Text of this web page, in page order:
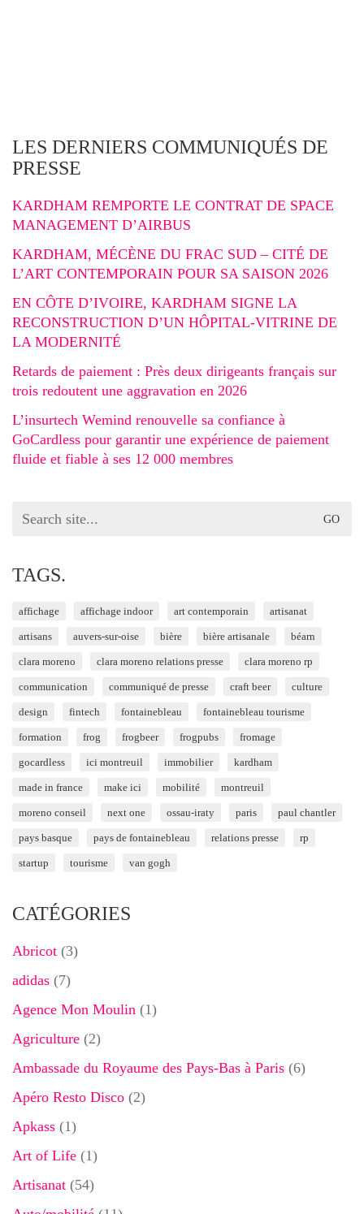
LES DERNIERS COMMUNIQUÉS DE
PRESSE
KARDHAM REMPORTE LE CONTRAT DE SPACE
MANAGEMENT D’AIRBUS
KARDHAM, MÉCÈNE DU FRAC SUD – CITÉ DE
L’ART CONTEMPORAIN POUR SA SAISON 2026
EN CÔTE D’IVOIRE, KARDHAM SIGNE LA
RECONSTRUCTION D’UN HÔPITAL-VITRINE DE
LA MODERNITÉ
Retards de paiement : Près deux dirigeants français sur
trois redoutent une aggravation en 2026
L’insurtech Wemind renouvelle sa confiance à
GoCardless pour garantir une expérience de paiement
fluide et fiable à ses 12 000 membres
Search
TAGS.
affichage affichage indoor art contemporain artisanat
artisans auvers-sur-oise bière bière artisanale béarn
clara moreno clara moreno relations presse clara moreno rp
communication communiqué de presse craft beer culture
design fintech fontainebleau fontainebleau tourisme
formation frog frogbeer frogpubs fromage
gocardless ici montreuil immobilier kardham
made in france make ici mobilité montreuil
moreno conseil next one ossau-iraty paris paul chantler
pays basque pays de fontainebleau relations presse rp
startup tourisme van gogh
CATÉGORIES
Abricot (3)
adidas (7)
Agence Mon Moulin (1)
Agriculture (2)
Ambassade du Royaume des Pays-Bas à Paris (6)
Apéro Resto Disco (2)
Apkass (1)
Art of Life (1)
Artisanat (54)